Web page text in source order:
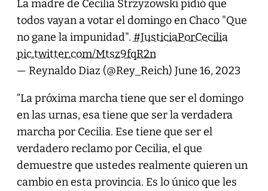
La madre de Cecilia Strzyzowski pidió que
todos vayan a votar el domingo en Chaco "Que
no gane la impunidad". #JusticiaPorCecilia
pic.twitter.com/Mtsz9fqR2n
— Reynaldo Diaz (@Rey_Reich) June 16, 2023
“La próxima marcha tiene que ser el domingo
en las urnas, esa tiene que ser la verdadera
marcha por Cecilia. Ese tiene que ser el
verdadero reclamo por Cecilia, el que
demuestre que ustedes realmente quieren un
cambio en esta provincia. Es lo único que les